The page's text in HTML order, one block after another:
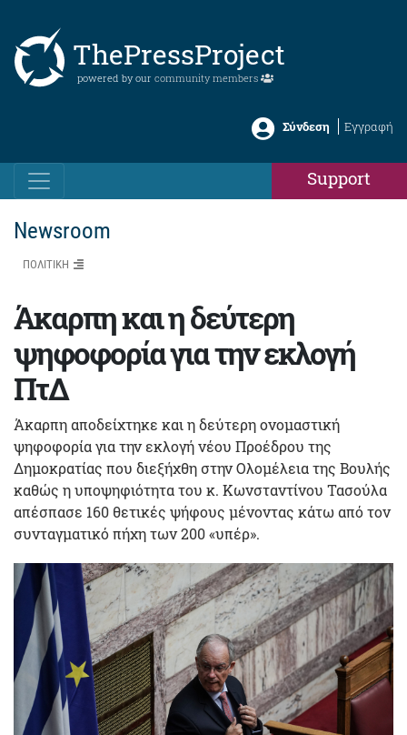
ThePressProject
powered by our community members
Σύνδεση Εγγραφή
Support
Newsroom
ΠΟΛΙΤΙΚΗ
Άκαρπη και η δεύτερη
ψηφοφορία για την εκλογή
ΠτΔ
Άκαρπη αποδείχτηκε και η δεύτερη ονομαστική
ψηφοφορία για την εκλογή νέου Προέδρου της
Δημοκρατίας που διεξήχθη στην Ολομέλεια της Βουλής
καθώς η υποψηφιότητα του κ. Κωνσταντίνου Τασούλα
απέσπασε 160 θετικές ψήφους μένοντας κάτω από τον
συνταγματικό πήχη των 200 «υπέρ».